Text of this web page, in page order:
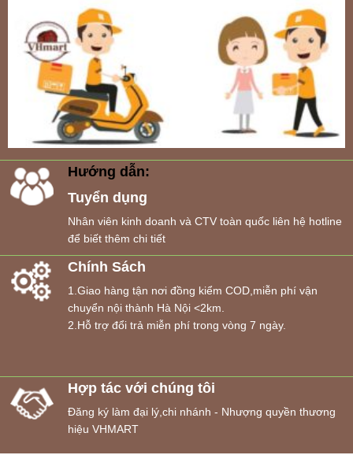
Hướng dẫn:
Tuyển dụng
Nhân viên kinh doanh và CTV toàn quốc liên hệ hotline
để biết thêm chi tiết
Chính Sách
1.Giao hàng tận nơi đồng kiểm COD,miễn phí vận
chuyển nội thành Hà Nội <2km.
2.Hỗ trợ đổi trả miễn phí trong vòng 7 ngày.
Hợp tác với chúng tôi
Đăng ký làm đại lý,chi nhánh - Nhượng quyền thương
hiệu VHMART